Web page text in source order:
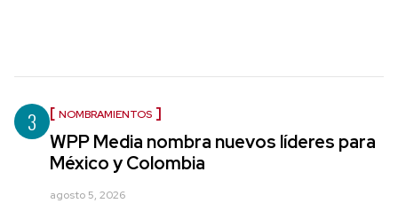
3 NOMBRAMIENTOS
WPP Media nombra nuevos líderes para
México y Colombia
agosto 5, 2026